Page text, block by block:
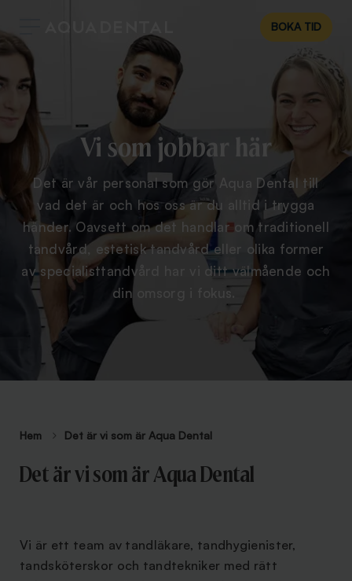
BOKA TID
Vi som jobbar här
Det är vår personal som gör Aqua Dental till
vad det är och hos oss är du alltid i trygga
händer. Oavsett om det handlar om traditionell
tandvård, estetisk tandvård eller olika former
av specialisttandvård har vi ditt välmående och
din omsorg i fokus.
Hem Det är vi som är Aqua Dental
Det är vi som är Aqua Dental
Vi är ett team av tandläkare, tandhygienister,
tandsköterskor och tandtekniker med rätt